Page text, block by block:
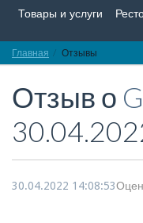
Товары и услуги
Красота и здоровье
Интернет
Недвижимость Работа
Главная Отзывы
Отзыв о
30.04.2022 14:08:53